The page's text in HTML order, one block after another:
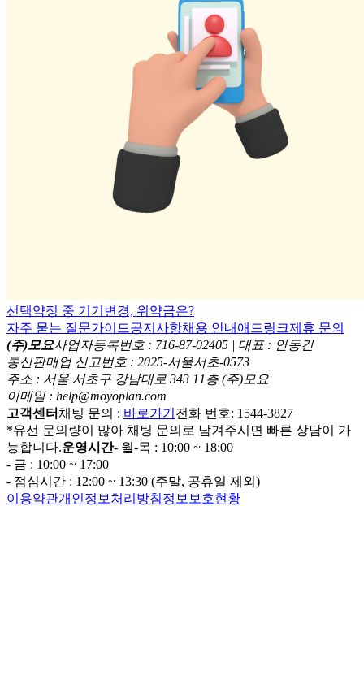
선택약정 중 기기변경, 위약금은?
자주 묻는 질문가이드공지사항채용 안내 애드링크제휴 문의
(주)모요사업자등록번호 : 716-87-02405 | 대표 : 안동건
통신판매업 신고번호 : 2025-서울서초-0573
주소 : 서울 서초구 강남대로 343 11층 (주)모요
이메일 : help@moyoplan.com
고객센터채팅 문의 : 바로가기 전화 번호: 1544-3827
*유선 문의량이 많아 채팅 문의로 남겨주시면 빠른 상담이 가
능합니다.운영시간- 월-목 : 10:00 ~ 18:00
- 금 : 10:00 ~ 17:00
- 점심시간 : 12:00 ~ 13:30 (주말, 공휴일 제외)
이용약관개인정보처리방침정보보호현황